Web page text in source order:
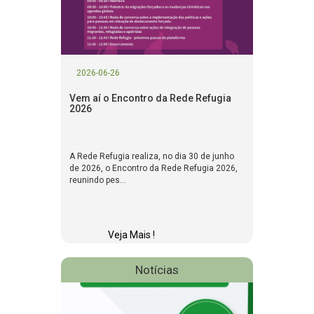
2026-06-26
Vem aí o Encontro da Rede Refugia
2026
A Rede Refugia realiza, no dia 30 de junho
de 2026, o Encontro da Rede Refugia 2026,
reunindo pes...
Veja Mais !
Notícias